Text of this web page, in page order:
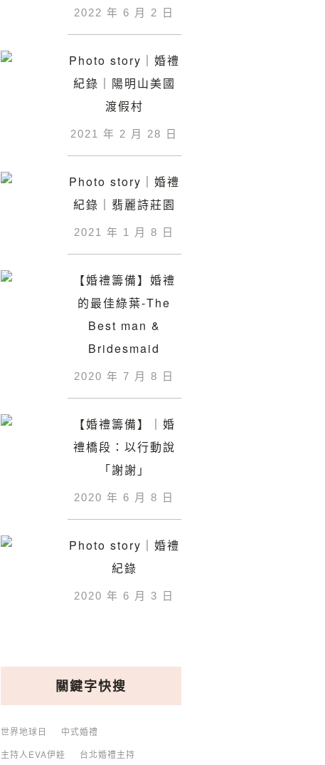
2022 年 6 月 2 日
Photo story｜婚禮
紀錄｜陽明山美國
渡假村
2021 年 2 月 28 日
Photo story｜婚禮
紀錄｜翡麗詩莊園
2021 年 1 月 8 日
【婚禮籌備】婚禮
的最佳綠葉-The
Best man &
Bridesmaid
2020 年 7 月 8 日
【婚禮籌備】｜婚
禮橋段：以行動說
「謝謝」
2020 年 6 月 8 日
Photo story｜婚禮
紀錄
2020 年 6 月 3 日
關鍵字快搜
世界地球日
中式婚禮
主持人EVA伊娃
台北婚禮主持